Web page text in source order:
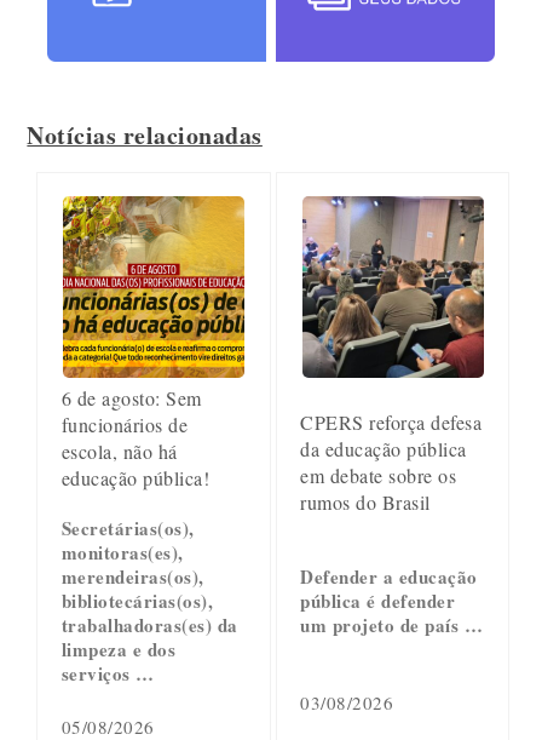
Notícias relacionadas
6 de agosto: Sem
funcionários de
escola, não há
educação pública!
Secretárias(os),
monitoras(es),
merendeiras(os),
bibliotecárias(os),
trabalhadoras(es) da
limpeza e dos
serviços …
05/08/2026
CPERS reforça defesa
da educação pública
em debate sobre os
rumos do Brasil
Defender a educação
pública é defender
um projeto de país …
03/08/2026